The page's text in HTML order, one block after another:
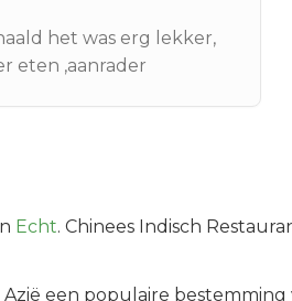
het was erg lekker,
eten ,aanrader
Echt. Chinees Indisch
een populaire bestemming